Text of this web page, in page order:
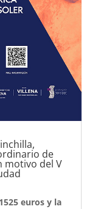
de
motivo del V
euros y la